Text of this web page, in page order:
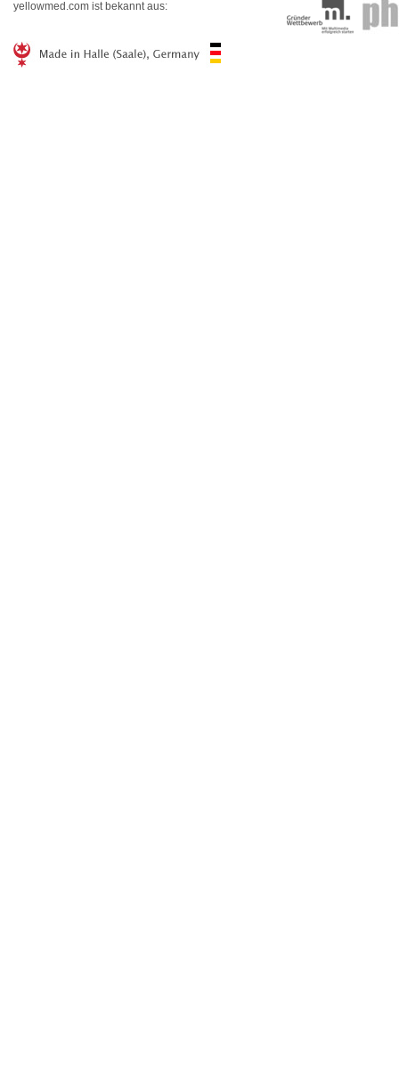
yellowmed.com ist bekannt aus: